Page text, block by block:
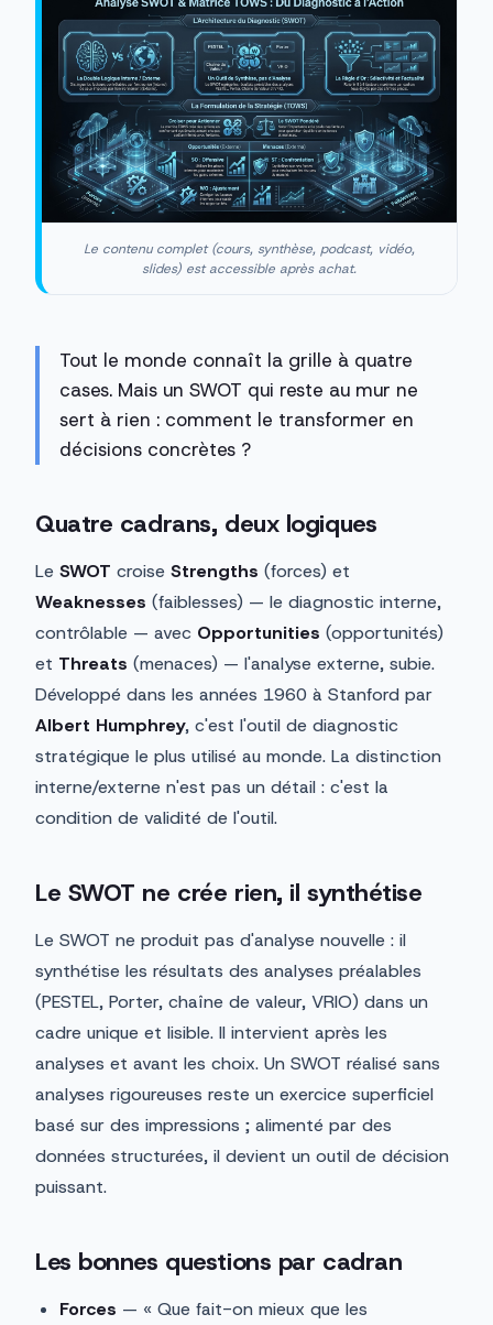
Le contenu complet (cours, synthèse, podcast, vidéo,
slides) est accessible après achat.
Tout le monde connaît la grille à quatre
cases. Mais un SWOT qui reste au mur ne
sert à rien : comment le transformer en
décisions concrètes ?
Quatre cadrans, deux logiques
Le SWOT croise Strengths (forces) et
Weaknesses (faiblesses) — le diagnostic interne,
contrôlable — avec Opportunities (opportunités)
et Threats (menaces) — l'analyse externe, subie.
Développé dans les années 1960 à Stanford par
Albert Humphrey, c'est l'outil de diagnostic
stratégique le plus utilisé au monde. La distinction
interne/externe n'est pas un détail : c'est la
condition de validité de l'outil.
Le SWOT ne crée rien, il synthétise
Le SWOT ne produit pas d'analyse nouvelle : il
synthétise les résultats des analyses préalables
(PESTEL, Porter, chaîne de valeur, VRIO) dans un
cadre unique et lisible. Il intervient après les
analyses et avant les choix. Un SWOT réalisé sans
analyses rigoureuses reste un exercice superficiel
basé sur des impressions ; alimenté par des
données structurées, il devient un outil de décision
puissant.
Les bonnes questions par cadran
Forces — « Que fait-on mieux que les